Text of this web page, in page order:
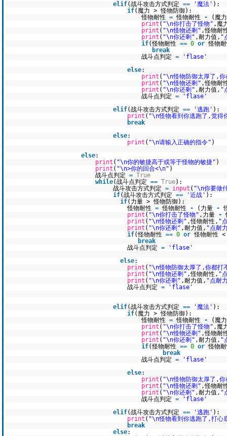
elif(战斗攻击方式判定 == '魔法' ):
if(魔力 > 怪物防御):
怪物耐性 = 怪物耐性 -
(魔
print ( "\n你打击了怪物" ,魔
print ( "\n怪物还剩" ,怪物耐
print ( "\n你还剩" ,耐力值, "
if(怪物耐性 == 0 or 怪物
break
战斗点判定 =
'flase'
else:
print ( "\n怪物防御太厚了,你
print ( "\n怪物还剩" ,怪物耐
print ( "\n你还剩" ,耐力值, "
战斗点判定 =
'flase'
elif(战斗攻击方式判定 == '逃跑' ):
print ( "\n怪物看到你逃跑了,觉得
break
else:
print ( "\n请输入正确的指令" )
else:
print ( "\n你的敏捷高于或等于怪物的敏捷" )
print ( "\n>你的回合<\n" )
战斗点判定 = True
while(战斗点判定 == True):
战斗攻击方式判定 = input ( "\n你要做
if(战斗攻击方式判定 == '近战' ):
if(力量 > 怪物防御):
怪物耐性 = 怪物耐性 - (力量 -
print ( "\n你打击了怪物" ,力量 -
print ( "\n怪物还剩" ,怪物耐性, "
print ( "\n你还剩" ,耐力值, "点耐
if(怪物耐性 == 0 or 怪物耐性
break
战斗点判定 =
'flase'
else:
print ( "\n怪物防御太厚了,你都打
print ( "\n怪物还剩" ,怪物耐性, "
print ( "\n你还剩" ,耐力值, "点耐
战斗点判定 = 'flase'
elif(战斗攻击方式判定 == '魔法' ):
if(魔力 > 怪物防御):
怪物耐性 = 怪物耐性 -
(魔
print ( "\n你打击了怪物" ,魔
print ( "\n怪物还剩" ,怪物耐
print ( "\n你还剩" ,耐力值, "
if(怪物耐性 == 0 or 怪物
break
战斗点判定 =
'flase'
else:
print ( "\n怪物防御太厚了,你
print ( "\n怪物还剩" ,怪物耐
print ( "\n你还剩" ,耐力值, "
战斗点判定 =
'flase'
elif(战斗攻击方式判定 == '逃跑' ):
print ( "\n怪物看到你逃跑了,打心
break
else: